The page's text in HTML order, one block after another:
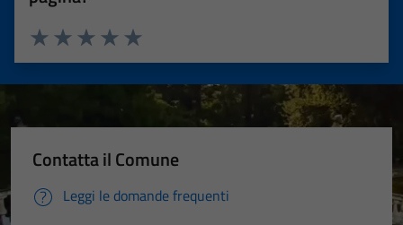
Valuta 5 stelle su 5
Valuta 4 stelle su 5
Valuta 3 stelle su 5
Valuta 2 stelle su 5
Valuta 1 stelle su 5
Contatta il Comune
Leggi le domande frequenti